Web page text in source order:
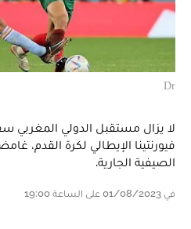
Dr
لا يزال مستقبل الدولي المغربي
فيورنتينا الإيطالي لكرة القدم،
الصيفية الجارية.
في 01/08/2023 على الساعة 19:00